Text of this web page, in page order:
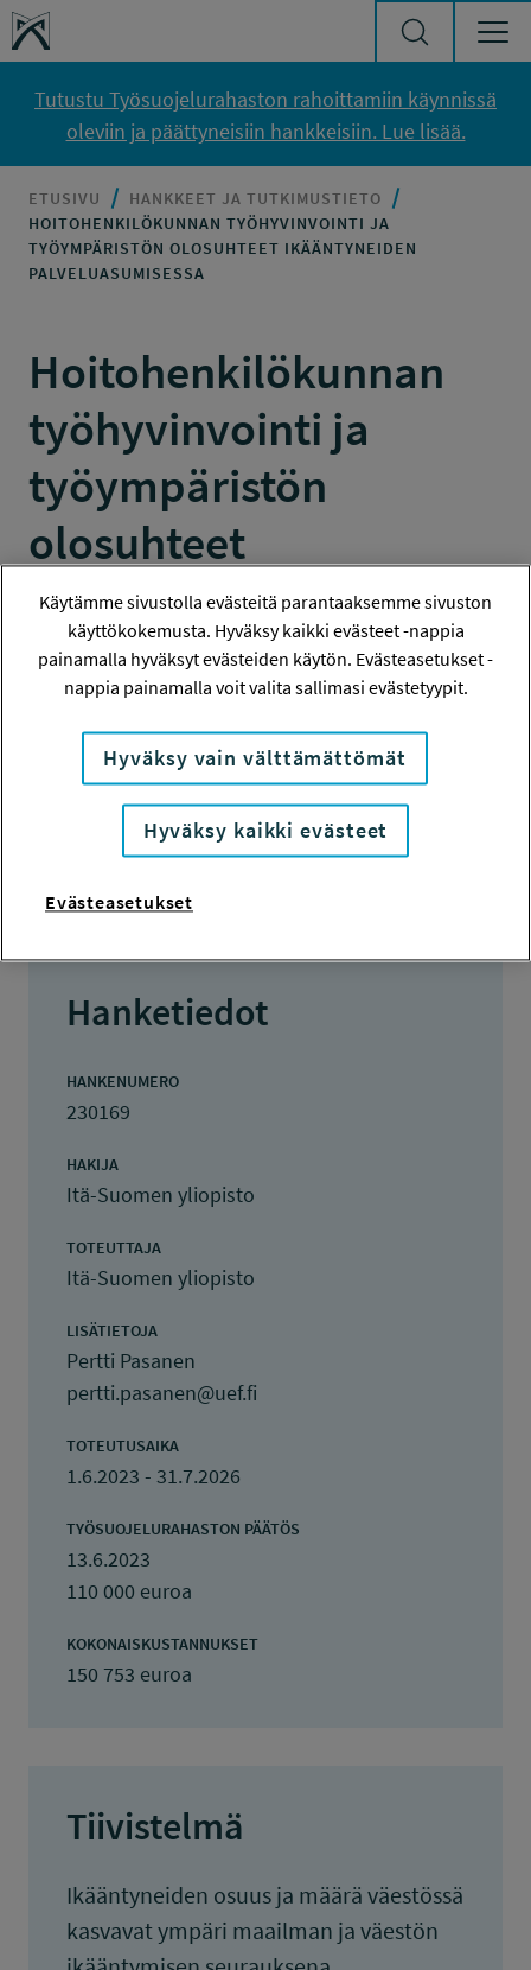
Siirry sisältöön
Työsuojelurahasto
Tutustu Työsuojelurahaston rahoittamiin käynnissä
oleviin ja päättyneisiin hankkeisiin. Lue lisää.
ETUSIVU
HANKKEET JA TUTKIMUSTIETO
HOITOHENKILÖKUNNAN TYÖHYVINVOINTI JA
TYÖYMPÄRISTÖN OLOSUHTEET IKÄÄNTYNEIDEN
PALVELUASUMISESSA
Hoitohenkilökunnan
työhyvinvointi ja
työympäristön
olosuhteet
ikääntyneiden
palveluasumisessa
Hanketiedot
Hanketiedot
HANKENUMERO
230169
HAKIJA
Itä-Suomen yliopisto
TOTEUTTAJA
Itä-Suomen yliopisto
LISÄTIETOJA
Pertti Pasanen
pertti.pasanen@uef.fi
TOTEUTUSAIKA
1.6.2023 - 31.7.2026
TYÖSUOJELURAHASTON PÄÄTÖS
13.6.2023
110 000 euroa
KOKONAISKUSTANNUKSET
150 753 euroa
Tiivistelmä
Ikääntyneiden osuus ja määrä väestössä
kasvavat ympäri maailman ja väestön
Käytämme sivustolla evästeitä parantaaksemme sivuston
käyttökokemusta. Hyväksy kaikki evästeet -nappia
painamalla hyväksyt evästeiden käytön. Evästeasetukset -
nappia painamalla voit valita sallimasi evästetyypit.
Hyväksy vain välttämättömät
Hyväksy kaikki evästeet
Evästeasetukset